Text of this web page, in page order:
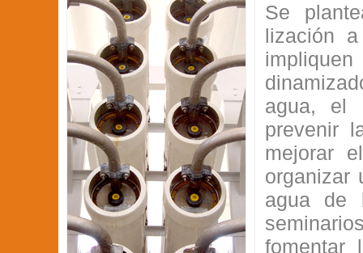
Se
lización
agua, el
prevenir
mejorar
organizar
agua de
fomentar